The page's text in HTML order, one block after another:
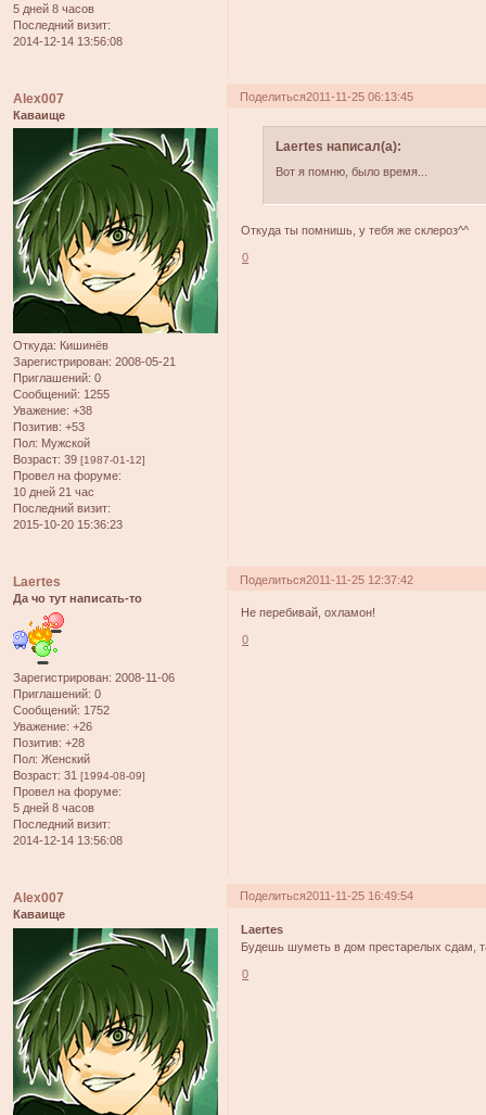
5 дней 8 часов
Последний визит:
2014-12-14 13:56:08
Поделиться2011-11-25 06:13:45
Alex007
Каваище
Откуда: Кишинёв
Зарегистрирован: 2008-05-21
Приглашений: 0
Сообщений: 1255
Уважение: +38
Позитив: +53
Пол: Мужской
Возраст: 39 [1987-01-12]
Провел на форуме:
10 дней 21 час
Последний визит:
2015-10-20 15:36:23
Laertes написал(а):
Вот я помню, было время...
Откуда ты помнишь, у тебя же склероз^^
0
Поделиться2011-11-25 12:37:42
Laertes
Да чо тут написать-то
Зарегистрирован: 2008-11-06
Приглашений: 0
Сообщений: 1752
Уважение: +26
Позитив: +28
Пол: Женский
Возраст: 31 [1994-08-09]
Провел на форуме:
5 дней 8 часов
Последний визит:
2014-12-14 13:56:08
Не перебивай, охламон!
0
Поделиться2011-11-25 16:49:54
Alex007
Каваище
Laertes
Будешь шуметь в дом престарелых сдам,
0